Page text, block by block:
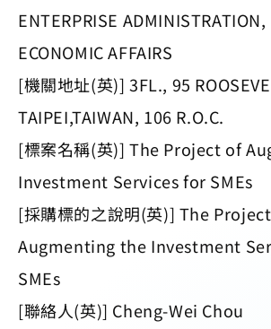
ENTERPRISE
ECONOMIC AFFAIRS
[機關地址(英)] 3FL., 95
TAIPEI,TAIWAN, 106 R.O.C.
[標案名稱(英)] The Project of
Investment Services for SMEs
[採購標的之說明(英)] The
Augmenting the Investment
SMEs
[聯絡人(英)] Cheng-Wei Chou